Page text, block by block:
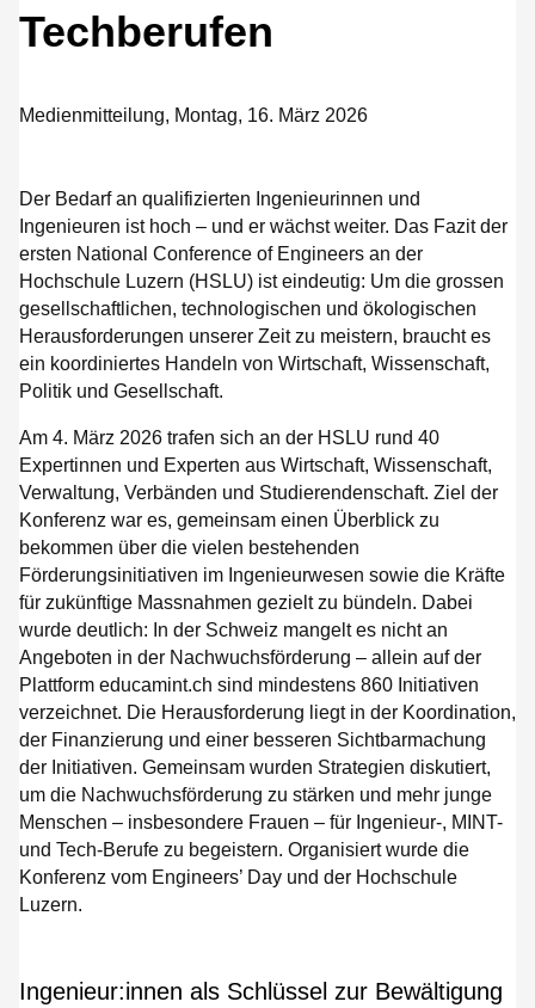
Techberufen
Medienmitteilung, Montag, 16. März 2026
Der Bedarf an qualifizierten Ingenieurinnen und
Ingenieuren ist hoch – und er wächst weiter. Das Fazit der
ersten National Conference of Engineers an der
Hochschule Luzern (HSLU) ist eindeutig: Um die grossen
gesellschaftlichen, technologischen und ökologischen
Herausforderungen unserer Zeit zu meistern, braucht es
ein koordiniertes Handeln von Wirtschaft, Wissenschaft,
Politik und Gesellschaft.
Am 4. März 2026 trafen sich an der HSLU rund 40
Expertinnen und Experten aus Wirtschaft, Wissenschaft,
Verwaltung, Verbänden und Studierendenschaft. Ziel der
Konferenz war es, gemeinsam einen Überblick zu
bekommen über die vielen bestehenden
Förderungsinitiativen im Ingenieurwesen sowie die Kräfte
für zukünftige Massnahmen gezielt zu bündeln. Dabei
wurde deutlich: In der Schweiz mangelt es nicht an
Angeboten in der Nachwuchsförderung – allein auf der
Plattform educamint.ch sind mindestens 860 Initiativen
verzeichnet. Die Herausforderung liegt in der Koordination,
der Finanzierung und einer besseren Sichtbarmachung
der Initiativen. Gemeinsam wurden Strategien diskutiert,
um die Nachwuchsförderung zu stärken und mehr junge
Menschen – insbesondere Frauen – für Ingenieur-, MINT-
und Tech-Berufe zu begeistern. Organisiert wurde die
Konferenz vom Engineers’ Day und der Hochschule
Luzern.
Ingenieur:innen als Schlüssel zur Bewältigung